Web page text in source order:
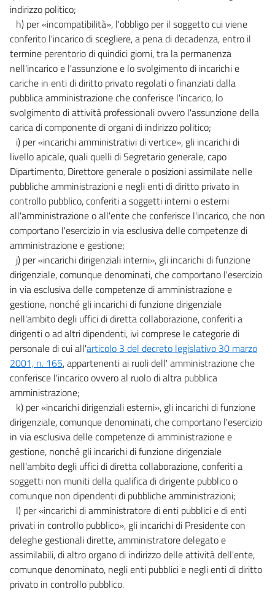
indirizzo politico;
h) per «incompatibilità», l'obbligo per il soggetto cui viene
conferito l'incarico di scegliere, a pena di decadenza, entro il
termine perentorio di quindici giorni, tra la permanenza
nell'incarico e l'assunzione e lo svolgimento di incarichi e
cariche in enti di diritto privato regolati o finanziati dalla
pubblica amministrazione che conferisce l'incarico, lo
svolgimento di attività professionali ovvero l'assunzione della
carica di componente di organi di indirizzo politico;
i) per «incarichi amministrativi di vertice», gli incarichi di
livello apicale, quali quelli di Segretario generale, capo
Dipartimento, Direttore generale o posizioni assimilate nelle
pubbliche amministrazioni e negli enti di diritto privato in
controllo pubblico, conferiti a soggetti interni o esterni
all'amministrazione o all'ente che conferisce l'incarico, che non
comportano l'esercizio in via esclusiva delle competenze di
amministrazione e gestione;
j) per «incarichi dirigenziali interni», gli incarichi di funzione
dirigenziale, comunque denominati, che comportano l'esercizio
in via esclusiva delle competenze di amministrazione e
gestione, nonché gli incarichi di funzione dirigenziale
nell'ambito degli uffici di diretta collaborazione, conferiti a
dirigenti o ad altri dipendenti, ivi comprese le categorie di
personale di cui all'articolo 3 del decreto legislativo 30 marzo
2001, n. 165, appartenenti ai ruoli dell' amministrazione che
conferisce l'incarico ovvero al ruolo di altra pubblica
amministrazione;
k) per «incarichi dirigenziali esterni», gli incarichi di funzione
dirigenziale, comunque denominati, che comportano l'esercizio
in via esclusiva delle competenze di amministrazione e
gestione, nonché gli incarichi di funzione dirigenziale
nell'ambito degli uffici di diretta collaborazione, conferiti a
soggetti non muniti della qualifica di dirigente pubblico o
comunque non dipendenti di pubbliche amministrazioni;
l) per «incarichi di amministratore di enti pubblici e di enti
privati in controllo pubblico», gli incarichi di Presidente con
deleghe gestionali dirette, amministratore delegato e
assimilabili, di altro organo di indirizzo delle attività dell'ente,
comunque denominato, negli enti pubblici e negli enti di diritto
privato in controllo pubblico.